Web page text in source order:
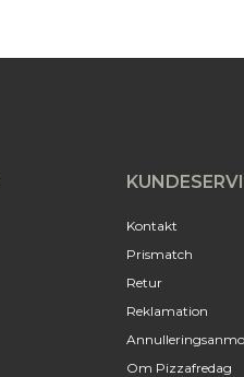
Kontakt
Prismatch
Retur
Reklamation
Om Pizzafredag